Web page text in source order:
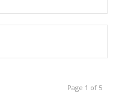
Page 1 of 5